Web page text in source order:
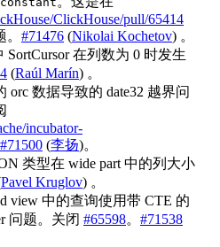
ClickHouse/pull/65414
#71476 (Nikolai Kochetov) 。
SortCursor 在列数为 0 时发生
(Raúl Marín) 。
orc 数据导致的 date32 越界问
incubator-
#71500 (李扬)。
类型在 wide part 中的列大小
Pavel Kruglov) 。
view 中的查询使用带 CTE 的
问题。关闭 #65598。 #71538